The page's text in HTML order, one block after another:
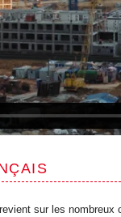
sur les nombreux